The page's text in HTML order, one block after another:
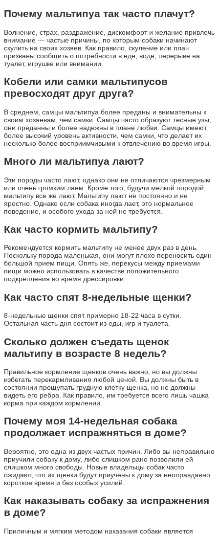
Почему мальтипуа так часто плачут?
Волнение, страх, раздражение, дискомфорт и желание привлечь
внимание — частые причины, по которым собаки начинают
скулить на своих хозяев. Как правило, скуление или плач
призваны сообщить о потребности в еде, воде, перерыве на
туалет, игрушке или внимании.
Кобели или самки мальтипусов
превосходят друг друга?
В среднем, самцы мальтипуа более преданы и внимательны к
своим хозяевам, чем самки. Самцы часто образуют тесные узы,
они преданны и более надежны в плане любви. Самцы имеют
более высокий уровень активности, чем самки, что делает их
несколько более восприимчивыми к отвлечению во время игры.
Много ли мальтипуа лают?
Эти породы часто лают, однако они не отличаются чрезмерным
или очень громким лаем. Кроме того, будучи мелкой породой,
мальтипу все же лают. Мальтипу лают не постоянно и не
яростно. Однако если собака иногда лает, это нормальное
поведение, и особого ухода за ней не требуется.
Как часто кормить мальтипу?
Рекомендуется кормить мальтипу не менее двух раз в день.
Поскольку порода маленькая, они могут плохо переносить один
большой прием пищи. Опять же, перекусы между приемами
пищи можно использовать в качестве положительного
подкрепления во время дрессировки.
Как часто спят 8-недельные щенки?
8-недельные щенки спят примерно 18-22 часа в сутки.
Остальная часть дня состоит из еды, игр и туалета.
Сколько должен съедать щенок
мальтипу в возрасте 8 недель?
Правильное кормление щенков очень важно, но вы должны
избегать перекармливания любой ценой. Вы должны быть в
состоянии прощупать грудную клетку щенка, но не должны
видеть его ребра. Как правило, им требуется всего лишь чашка
корма при каждом кормлении.
Почему моя 14-недельная собака
продолжает испражняться в доме?
Вероятно, это одна из двух частых причин. Либо вы неправильно
приучили собаку к дому, либо слишком рано позволили ей
слишком много свободы. Новые владельцы собак часто
ожидают, что их щенки будут приучены к дому за неоправданно
короткое время и без особых усилий.
Как наказывать собаку за испражнения
в доме?
Приличным и мягким методом наказания собаки является